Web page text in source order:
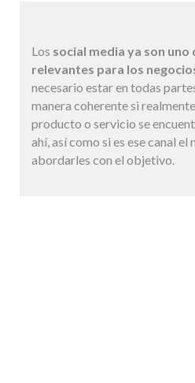
Los social media ya son uno
relevantes para los
necesario estar en todas
manera coherente si
producto o servicio se
ahí, así como si es ese canal el
abordarles con el objetivo.